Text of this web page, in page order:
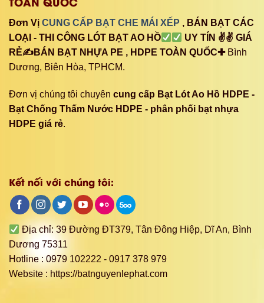
Đơn Vị CUNG CẤP BẠT CHE MÁI XẾP , BÁN BẠT CÁC
LOẠI - THI CÔNG LÓT BẠT AO HỒ
UY TÍN ✌✌ GIÁ
RẺ✍BÁN BẠT NHỰA PE , HDPE TOÀN QUỐC✚Bình
Dương, Biên Hòa, TPHCM.
Đơn vị chúng tôi chuyên cung cấp Bạt Lót Ao Hồ HDPE -
Bạt Chống Thấm Nước HDPE - phân phối bạt nhựa
HDPE giá rẻ.
Kết nối với chúng tôi:
Địa chỉ: 39 Đường ĐT379, Tân Đông Hiệp, Dĩ An, Bình
Dương 75311
Hotline : 0979 102222 - 0917 378 979
Website : https://batnguyenlephat.com